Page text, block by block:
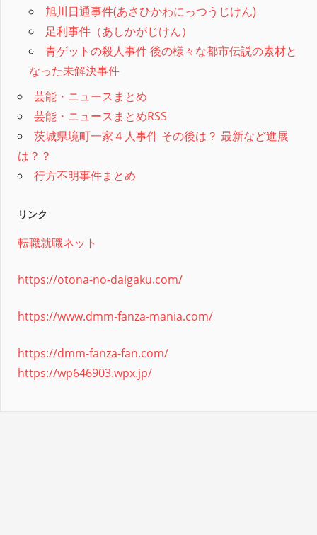
旭川日通事件(あさひかわにっつうじけん)
足利事件（あしかがじけん）
青ゲットの殺人事件 後の様々な都市伝説の素材と
なった未解決事件
芸能・ニュースまとめ
芸能・ニュースまとめRSS
茨城県境町一家４人事件 その後は？ 最新など進展
は？？
行方不明事件まとめ
リンク
転職就職ネット
https://otona-no-daigaku.com/
https://www.dmm-fanza-mania.com/
https://dmm-fanza-fan.com/
https://wp646903.wpx.jp/